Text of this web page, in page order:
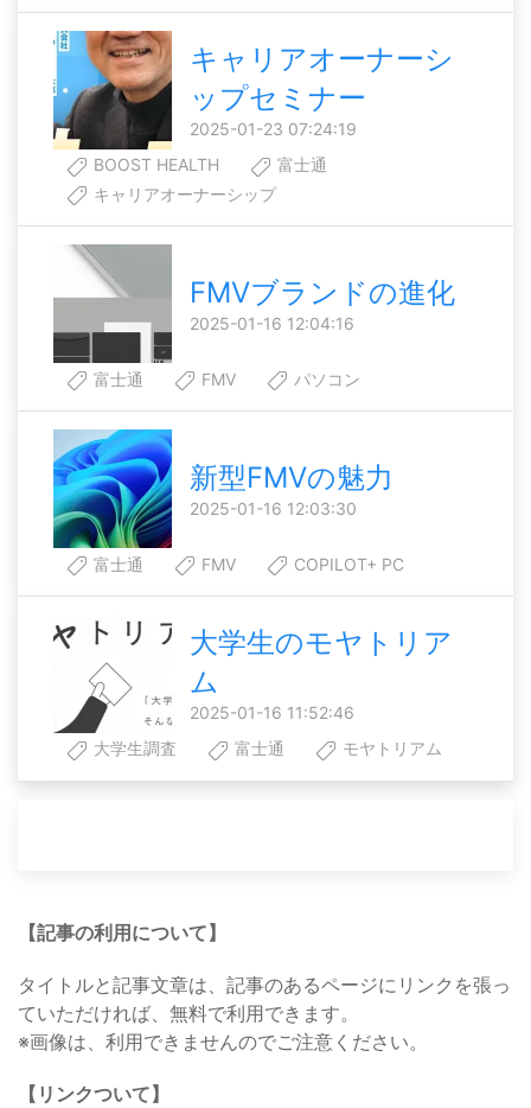
キャリアオーナーシ
ップセミナー
2025-01-23 07:24:19
BOOST HEALTH
富士通
キャリアオーナーシップ
FMVブランドの進化
2025-01-16 12:04:16
富士通 FMV パソコン
新型FMVの魅力
2025-01-16 12:03:30
富士通 FMV COPILOT+ PC
大学生のモヤトリア
ム
2025-01-16 11:52:46
大学生調査
富士通 モヤトリアム
【記事の利用について】
タイトルと記事文章は、記事のあるページにリンクを張っ
ていただければ、無料で利用できます。
※画像は、利用できませんのでご注意ください。
【リンクついて】